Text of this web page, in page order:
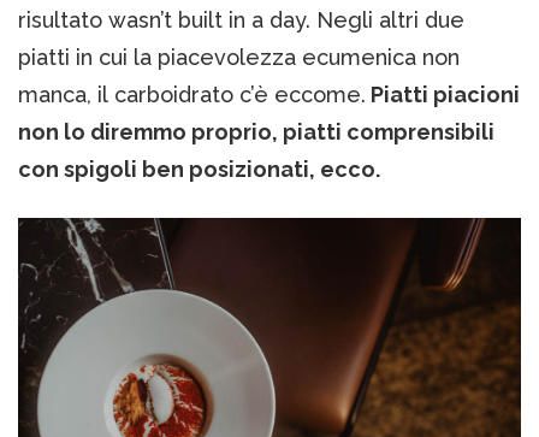
risultato wasn’t built in a day. Negli altri due
piatti in cui la piacevolezza ecumenica non
manca, il carboidrato c’è eccome. Piatti piacioni
non lo diremmo proprio, piatti comprensibili
con spigoli ben posizionati, ecco.